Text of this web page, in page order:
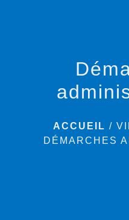
ACCUEIL /
DÉMARCHES